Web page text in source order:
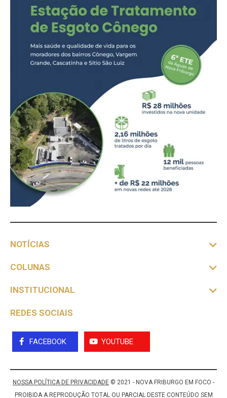
NOTÍCIAS
COLUNAS
INSTITUCIONAL
REDES SOCIAIS
FACEBOOK YOUTUBE
NOSSA POLÍTICA DE PRIVACIDADE © 2021 - NOVA FRIBURGO EM FOCO -
PROIBIDA A REPRODUÇÃO TOTAL OU PARCIAL DESTE CONTEÚDO SEM